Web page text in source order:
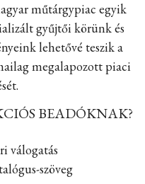
műtárgypiac egyik
gyűjtői körünk és
lehetővé teszik a
megalapozott piaci
BEADÓKNAK?
válogatás
szöveg